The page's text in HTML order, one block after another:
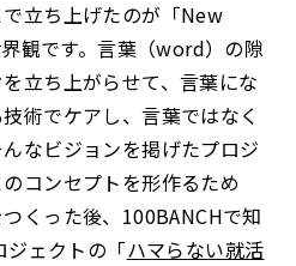
立ち上げたのが「New
観です。言葉（word）の隙
立ち上がらせて、言葉にな
術でケアし、言葉ではなく
なビジョンを掲げたプロジ
コンセプトを形作るため
くった後、100BANCHで知
ジェクトの「ハマらない就活